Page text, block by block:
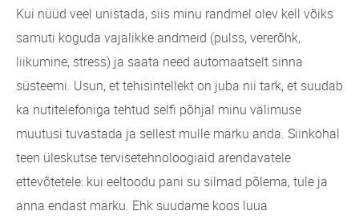
Kui nüüd veel unistada, siis minu randmel olev kell võiks
samuti koguda vajalikke andmeid (pulss, vererõhk,
liikumine, stress) ja saata need automaatselt sinna
süsteemi. Usun, et tehisintellekt on juba nii tark, et suudab
ka nutitelefoniga tehtud selfi põhjal minu välimuse
muutusi tuvastada ja sellest mulle märku anda. Siinkohal
teen üleskutse tervisetehnoloogiaid arendavatele
ettevõtetele: kui eeltoodu pani su silmad põlema, tule ja
anna endast märku. Ehk suudame koos luua